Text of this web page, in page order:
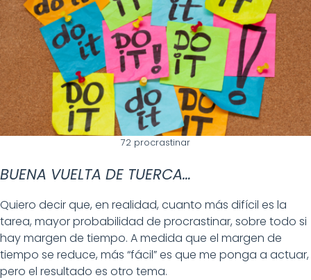
72 procrastinar
BUENA VUELTA DE TUERCA…
Quiero decir que, en realidad, cuanto más difícil es la
tarea, mayor probabilidad de procrastinar, sobre todo si
hay margen de tiempo. A medida que el margen de
tiempo se reduce, más “fácil” es que me ponga a actuar,
pero el resultado es otro tema.